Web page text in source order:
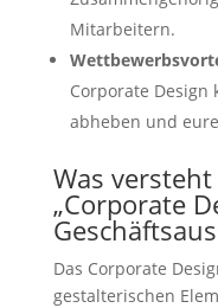
Mitarbeitern.
Corporate Design
abheben und
Was
„Corporate
Das Corporate
gestalterischen